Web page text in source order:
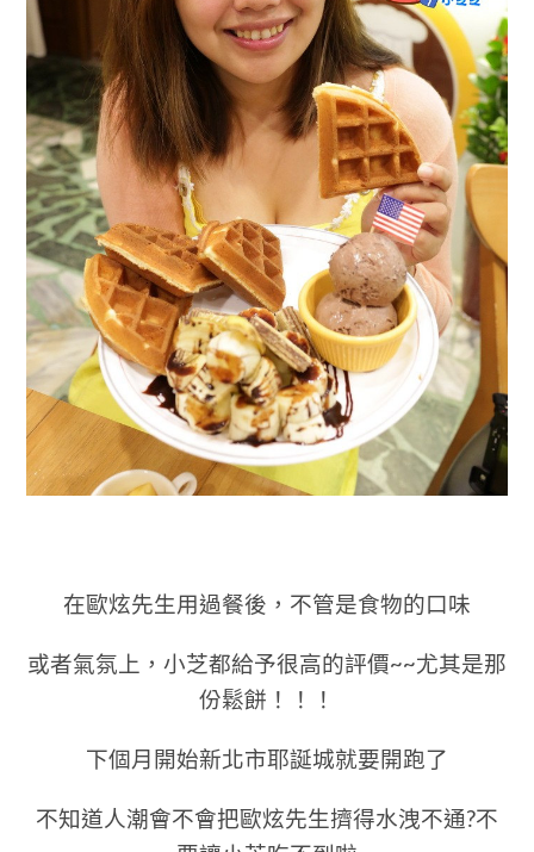
在歐炫先生用過餐後，不管是食物的口味
或者氣氛上，小芝都給予很高的評價~~尤其是那
份鬆餅！！！
下個月開始新北市耶誕城就要開跑了
不知道人潮會不會把歐炫先生擠得水洩不通?不